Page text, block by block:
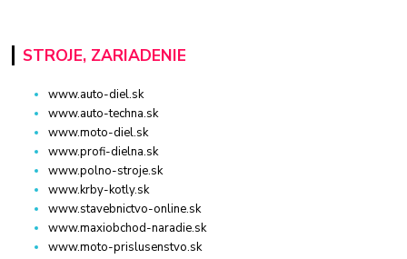
STROJE, ZARIADENIE
www.auto-diel.sk
www.auto-techna.sk
www.moto-diel.sk
www.profi-dielna.sk
www.polno-stroje.sk
www.krby-kotly.sk
www.stavebnictvo-online.sk
www.maxiobchod-naradie.sk
www.moto-prislusenstvo.sk